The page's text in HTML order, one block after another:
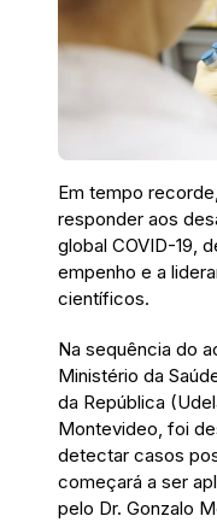
Em tempo
responder aos
global COVID-19,
empenho e a
científicos.
Na sequência do
Ministério da
da República
Montevideo, foi
detectar casos
começará a ser
pelo Dr. Gonzalo